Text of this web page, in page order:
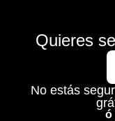
Quieres
No estás
ó